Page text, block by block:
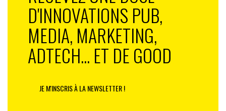
D'INNOVATIONS PUB,
MEDIA, MARKETING,
ADTECH... ET DE GOOD
JE M'INSCRIS À LA NEWSLETTER !